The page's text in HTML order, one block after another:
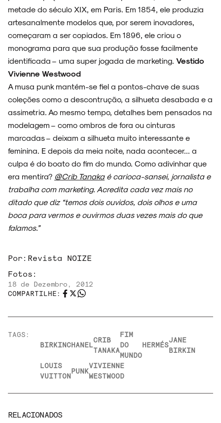
metade do século XIX, em Paris. Em 1854, ele produzia
artesanalmente modelos que, por serem inovadores,
começaram a ser copiados. Em 1896, ele criou o
monograma para que sua produção fosse facilmente
identificada – uma super jogada de marketing. Vestido
Vivienne Westwood
A musa punk mantém-se fiel a pontos-chave de suas
coleções como a descontrução, a silhueta desabada e a
assimetria. Ao mesmo tempo, detalhes bem pensados na
modelagem – como ombros de fora ou cinturas
marcadas – deixam a silhueta muito interessante e
feminina. E depois da meia noite, nada acontecer... a
culpa é do boato do fim do mundo. Como adivinhar que
era mentira? @Crib Tanakaé carioca-sansei, jornalista e
trabalha com marketing. Acredita cada vez mais no
ditado que diz “temos dois ouvidos, dois olhos e uma
boca para vermos e ouvirmos duas vezes mais do que
falamos.”
Por: Revista NOIZE
Fotos:
18 de Dezembro, 2012
COMPARTILHE:
TAGS:
BIRKINCHANEL
CRIB
TANAKA
FIM
DO
MUNDO
HERMÉS
JANE
BIRKIN
LOUIS
VUITTON
PUNK
VIVIENNE
WESTWOOD
RELACIONADOS